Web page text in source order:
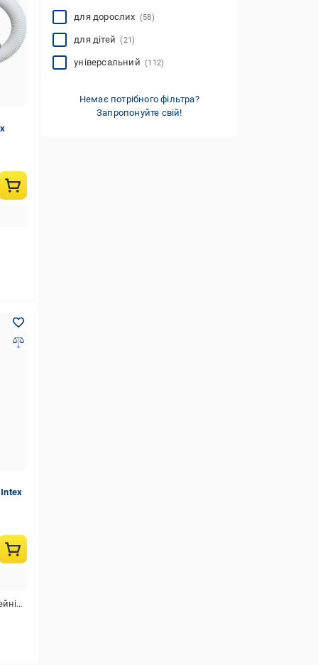
Intex
фільтрів
для дорослих (58)
для дітей(21)
універсальний(112)
Немає потрібного фільтра?
Запропонуйте свій!